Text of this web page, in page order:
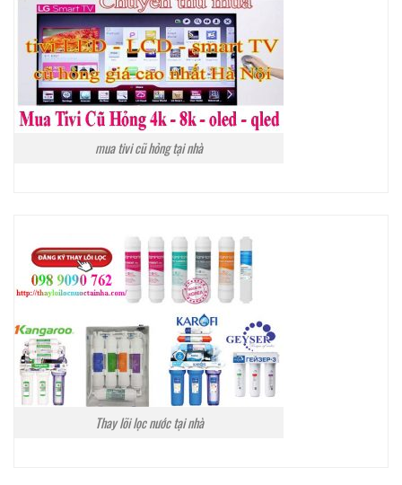
mua tivi cũ hỏng tại nhà
Thay lõi lọc nước tại nhà